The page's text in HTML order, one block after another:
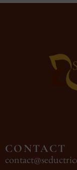
CONTACT